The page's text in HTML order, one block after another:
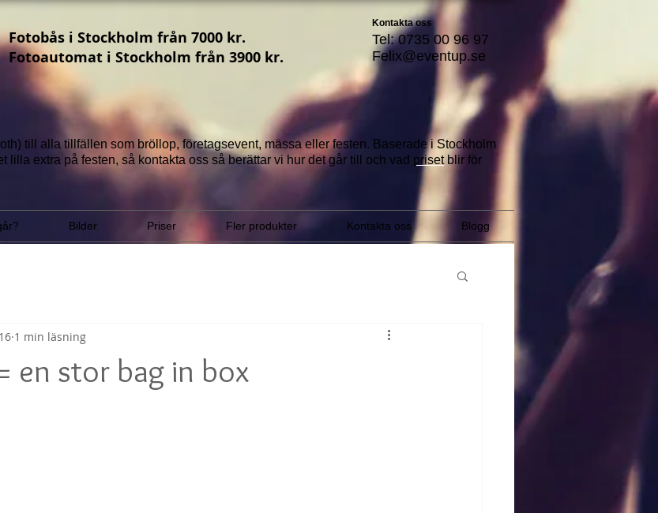
Fotobås i Stockholm från 7000 kr.
Fotoautomat i Stockholm från 3900 kr.
Kontakta oss
Tel: 0735 00 96 97
Felix@eventup.se
till alla tillfällen som bröllop, företagsevent, mässa eller festen. Baserade i Stockholm
lilla extra på festen, så kontakta oss så berättar vi hur det går till och vad prisetblir för
Bilder Priser Fler produkter Kontakta oss Blogg
en stor bag in box
1 min läsning